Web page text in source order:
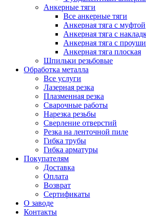
Анкерные тяги
Все анкерные тяги
Анкерная тяга с муфтой
Анкерная тяга с
Анкерная тяга с
Анкерная тяга плоская
Шпильки резьбовые
Обработка металла
Все услуги
Лазерная резка
Плазменная резка
Сварочные работы
Нарезка резьбы
Сверление отверстий
Резка на ленточной пиле
Гибка трубы
Гибка арматуры
Покупателям
Доставка
Оплата
Возврат
Сертификаты
О заводе
Контакты